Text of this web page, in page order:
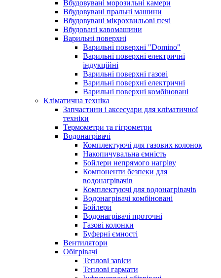
Вбудовувані морозильні камери
Вбудовувані пральні машини
Вбудовувані мікрохвильові печі
Вбудовані кавомашини
Варильні поверхні
Варильні поверхні "Domino"
Варильні поверхні електричні
індукційні
Варильні поверхні газові
Варильні поверхні електричні
Варильні поверхні комбіновані
Кліматична техніка
Запчастини і аксесуари для кліматичної
техніки
Термометри та гігрометри
Водонагрівачі
Комплектуючі для газових колонок
Накопичувальна ємність
Бойлери непрямого нагріву
Компоненти безпеки для
водонагрівачів
Комплектуючі для водонагрівачів
Водонагрівачі комбіновані
Бойлери
Водонагрівачі проточні
Газові колонки
Буферні ємності
Вентилятори
Обігрівачі
Теплові завіси
Теплові гармати